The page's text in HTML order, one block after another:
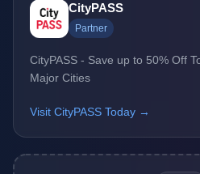
CityPASS
Partner
CityPASS - Save up to 50% Off
Major Cities
Visit CityPASS Today →